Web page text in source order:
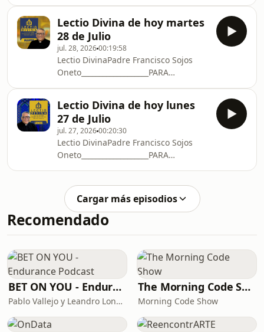
crece___________________TRANSFERENCIAS
EN ECUADOR:Banco Bolivaria
WhatsApp: enviar mensaje al +593 99
157 8586 📱CANAL DE
WHATSAPP: https://whatsapp.com/channel/
A QUE PROCLAMA SIGA
CRECIENDODONORBOX:https://donorbox.org/
crece___________________TRANSFERENCIAS
EN ECUADOR:Banco Bolivaria
Lectio Divina de hoy martes
28 de Julio
jul. 28, 202600:19:58
Lectio DivinaPadre Francisco Sojos
Oneto___________________PARA
WhatsApp: enviar mensaje al +593 99
157 8586 📱CANAL DE
WHATSAPP: https://whatsapp.com/channel/
A QUE PROCLAMA SIGA
CRECIENDODONORBOX:https://donorbox.org/
crece___________________TRANSFERENCIAS
EN ECUADOR:Banco Bolivaria
Lectio Divina de hoy lunes
27 de Julio
jul. 27, 202600:20:30
Lectio DivinaPadre Francisco Sojos
Oneto___________________PARA
WhatsApp: enviar mensaje al +593 99
157 8586 📱CANAL DE
WHATSAPP: https://whatsapp.com/channel/
A QUE PROCLAMA SIGA
crece___________________TRANSFERENCIAS
EN ECUADOR:Banco Bolivaria
Cargar más episodios
Recomendado
BET ON YOU - Endurance Podcast
Pablo Vallejo y Leandro Longo (Bet Endurance y Enclave Comunicación)
The Morning Code Show
Morning Code Show